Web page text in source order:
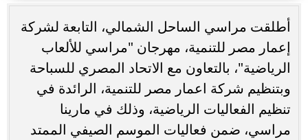
أطلقت مراسي الساحل الشمالي، التابعة لشركة
إعمار مصر للتنمية، مهرجان "مراسي للألعاب
الرياضية"، بالتعاون مع الاتحاد المصري للسباحة
وبتنظيم شركة اعمار مصر للتنمية، الرائدة في
تنظيم الفعاليات الرياضية، وذلك في مارينا
مراسي، ضمن فعاليات الموسم الصيفي الممتد